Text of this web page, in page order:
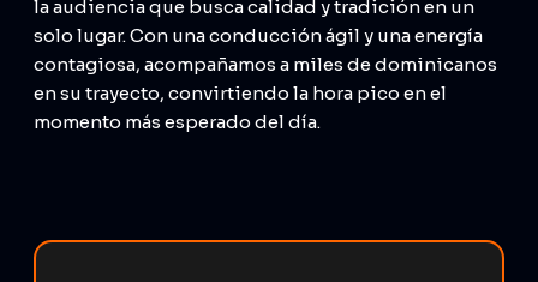
la audiencia que busca calidad y tradición en un
solo lugar. Con una conducción ágil y una energía
contagiosa, acompañamos a miles de dominicanos
en su trayecto, convirtiendo la hora pico en el
momento más esperado del día.